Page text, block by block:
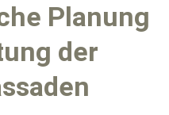
Planung
der